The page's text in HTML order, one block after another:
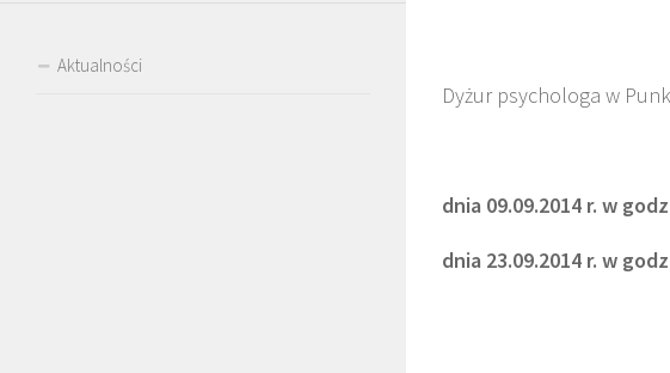
Dyżur psychologa w
dnia 09.09.2014 r. w
dnia 23.09.2014 r. w
Aktualności